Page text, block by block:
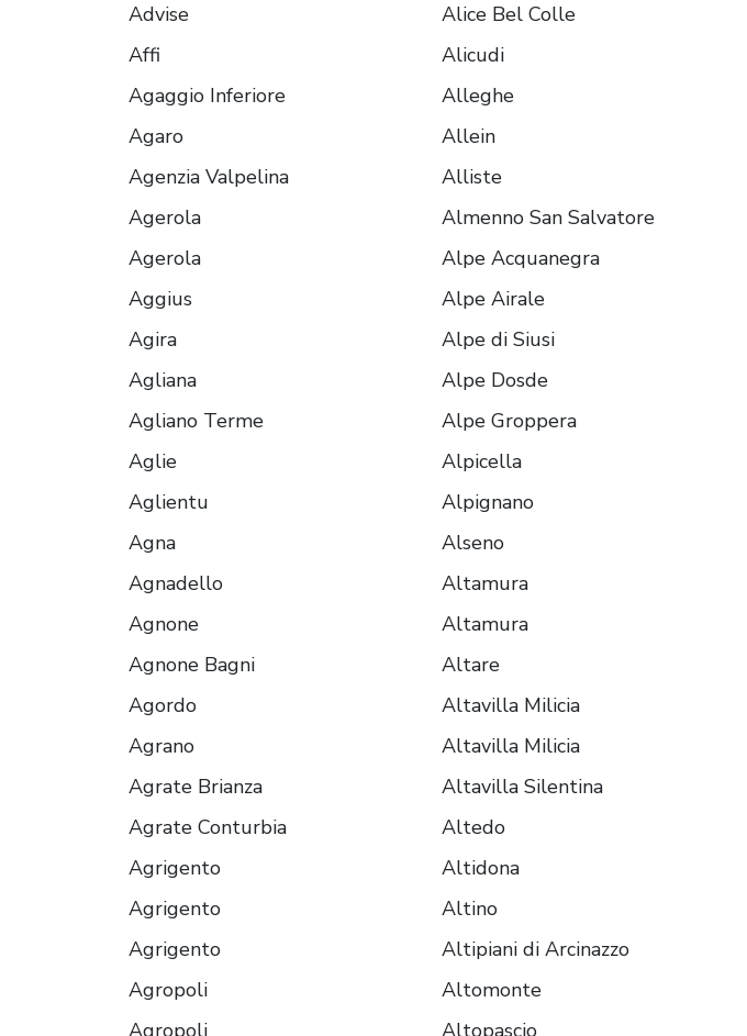
Advise
Affi
Agaggio Inferiore
Agaro
Agenzia Valpelina
Agerola
Agerola
Aggius
Agira
Agliana
Agliano Terme
Aglie
Aglientu
Agna
Agnadello
Agnone
Agnone Bagni
Agordo
Agrano
Agrate Brianza
Agrate Conturbia
Agrigento
Agrigento
Agrigento
Agropoli
Alice Bel Colle
Alicudi
Alleghe
Allein
Alliste
Almenno San Salvatore
Alpe Acquanegra
Alpe Airale
Alpe di Siusi
Alpe Dosde
Alpe Groppera
Alpicella
Alpignano
Alseno
Altamura
Altamura
Altare
Altavilla Milicia
Altavilla Milicia
Altavilla Silentina
Altedo
Altidona
Altino
Altipiani di Arcinazzo
Altomonte